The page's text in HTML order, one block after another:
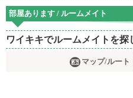
部屋あります / ルームメイト
ワイキキでルームメイトを探
マップ/ルート